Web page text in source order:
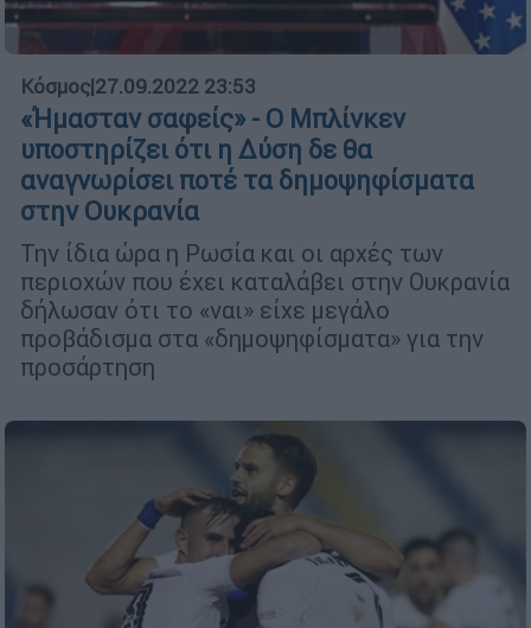
Κόσμος|27.09.2022 23:53
«Ήμασταν σαφείς» - Ο Μπλίνκεν
υποστηρίζει ότι η Δύση δε θα
αναγνωρίσει ποτέ τα δημοψηφίσματα
στην Ουκρανία
Την ίδια ώρα η Ρωσία και οι αρχές των
περιοχών που έχει καταλάβει στην Ουκρανία
δήλωσαν ότι το «ναι» είχε μεγάλο
προβάδισμα στα «δημοψηφίσματα» για την
προσάρτηση